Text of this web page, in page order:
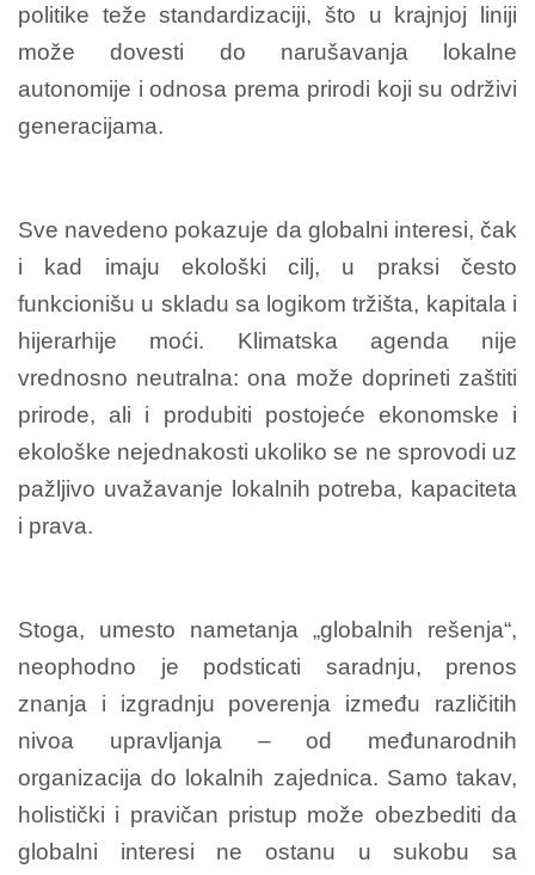
politike teže standardizaciji, što u krajnjoj liniji
može dovesti do narušavanja lokalne
autonomije i odnosa prema prirodi koji su održivi
generacijama.
Sve navedeno pokazuje da globalni interesi, čak
i kad imaju ekološki cilj, u praksi često
funkcionišu u skladu sa logikom tržišta, kapitala i
hijerarhije moći. Klimatska agenda nije
vrednosno neutralna: ona može doprineti zaštiti
prirode, ali i produbiti postojeće ekonomske i
ekološke nejednakosti ukoliko se ne sprovodi uz
pažljivo uvažavanje lokalnih potreba, kapaciteta
i prava.
Stoga, umesto nametanja „globalnih rešenja“,
neophodno je podsticati saradnju, prenos
znanja i izgradnju poverenja između različitih
nivoa upravljanja – od međunarodnih
organizacija do lokalnih zajednica. Samo takav,
holistički i pravičan pristup može obezbediti da
globalni interesi ne ostanu u sukobu sa